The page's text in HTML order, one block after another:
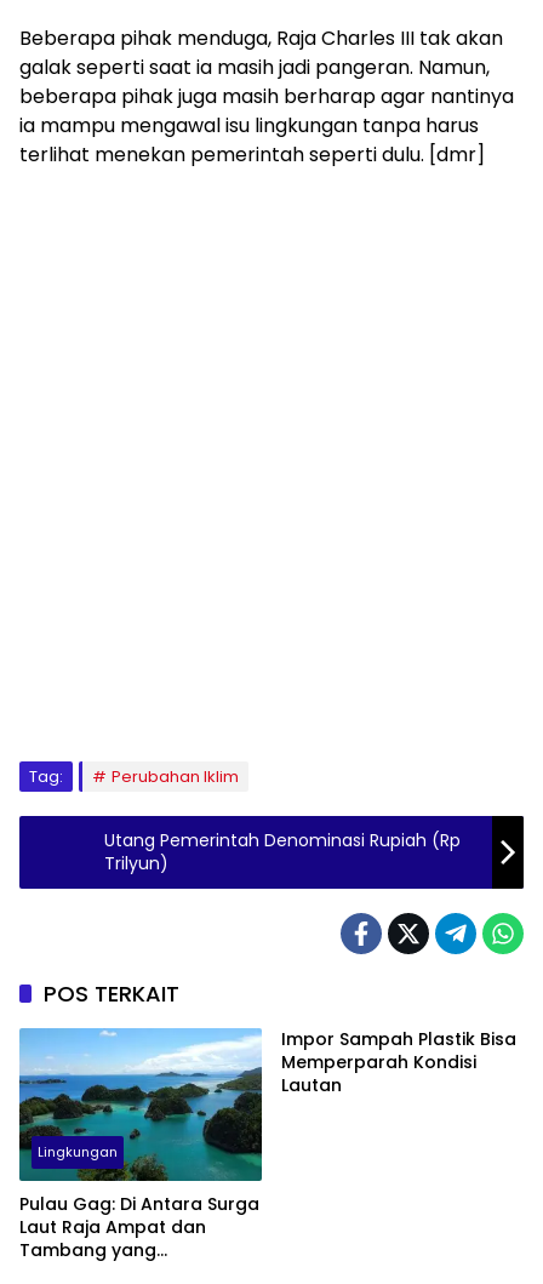
Beberapa pihak menduga, Raja Charles III tak akan
galak seperti saat ia masih jadi pangeran. Namun,
beberapa pihak juga masih berharap agar nantinya
ia mampu mengawal isu lingkungan tanpa harus
terlihat menekan pemerintah seperti dulu. [dmr]
Tag: Perubahan Iklim
Utang Pemerintah Denominasi Rupiah (Rp
Trilyun)
POS TERKAIT
Lingkungan
Pulau Gag: Di Antara Surga
Laut Raja Ampat dan
Tambang yang
Impor Sampah Plastik Bisa
Memperparah Kondisi
Lautan